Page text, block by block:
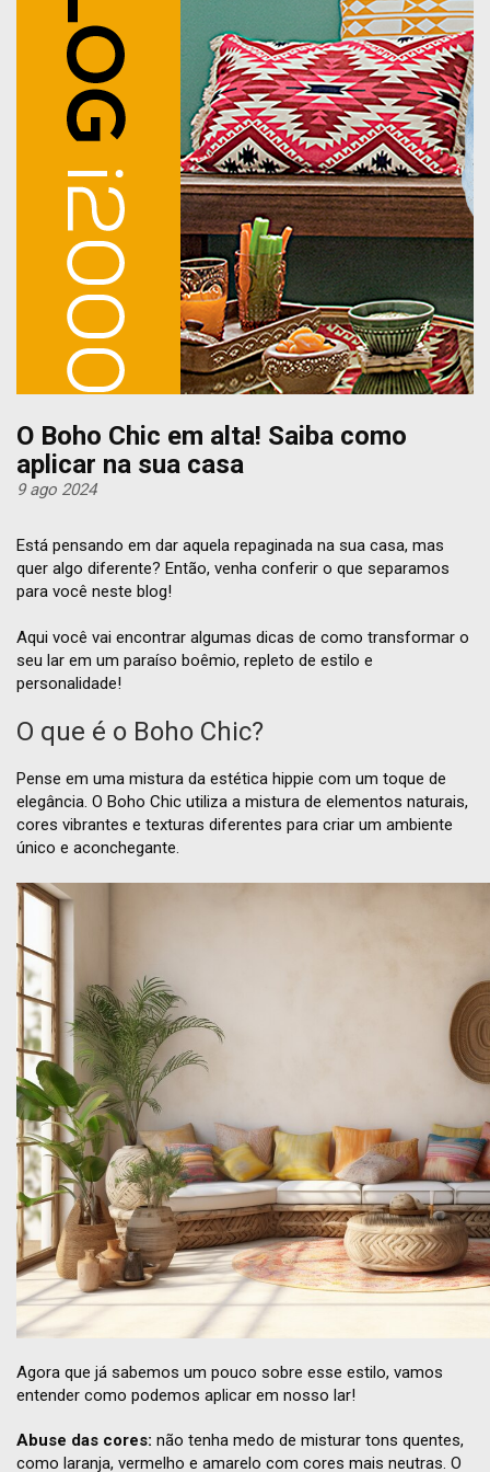
O Boho Chic em alta! Saiba como
aplicar na sua casa
9 ago 2024
Está pensando em dar aquela repaginada na sua casa, mas
quer algo diferente? Então, venha conferir o que separamos
para você neste blog!
Aqui você vai encontrar algumas dicas de como transformar o
seu lar em um paraíso boêmio, repleto de estilo e
personalidade!
O que é o Boho Chic?
Pense em uma mistura da estética hippie com um toque de
elegância. O Boho Chic utiliza a mistura de elementos naturais,
cores vibrantes e texturas diferentes para criar um ambiente
único e aconchegante.
Agora que já sabemos um pouco sobre esse estilo, vamos
entender como podemos aplicar em nosso lar!
Abuse das cores: não tenha medo de misturar tons quentes,
como laranja, vermelho e amarelo com cores mais neutras. O